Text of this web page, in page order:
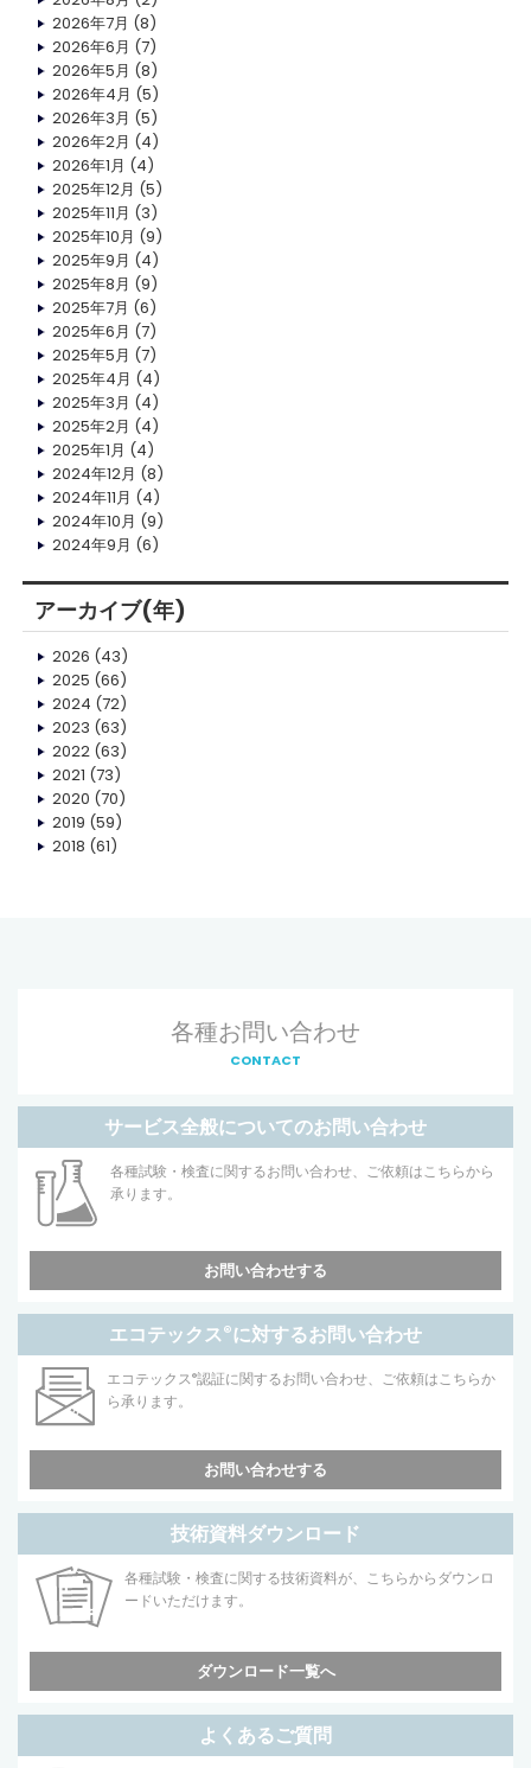
2026年7月 (8)
2026年6月 (7)
2026年5月 (8)
2026年4月 (5)
2026年3月 (5)
2026年2月 (4)
2026年1月 (4)
2025年12月 (5)
2025年11月 (3)
2025年10月 (9)
2025年9月 (4)
2025年8月 (9)
2025年7月 (6)
2025年6月 (7)
2025年5月 (7)
2025年4月 (4)
2025年3月 (4)
2025年2月 (4)
2025年1月 (4)
2024年12月 (8)
2024年11月 (4)
2024年10月 (9)
2024年9月 (6)
アーカイブ(年)
2026 (43)
2025 (66)
2024 (72)
2023 (63)
2022(63)
2021 (73)
2020 (70)
2019 (59)
2018 (61)
各種お問い合わせ
CONTACT
サービス全般についてのお問い合わせ
各種試験・検査に関するお問い合わせ、ご依頼はこちらから
承ります。
お問い合わせする
エコテックス®に対するお問い合わせ
エコテックス®認証に関するお問い合わせ、ご依頼はこちらか
ら承ります。
お問い合わせする
技術資料ダウンロード
各種試験・検査に関する技術資料が、こちらからダウンロ
ードいただけます。
ダウンロード一覧へ
よくあるご質問